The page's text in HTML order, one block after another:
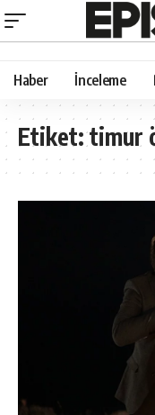
Haber İnceleme
Etiket:timur